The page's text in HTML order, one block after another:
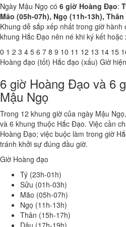
Ngày Mậu Ngọ có 6 giờ Hoàng Đạo:
Mão (05h-07h), Ngọ (11h-13h),
Khung dễ sắp xếp nhất trong giờ hành
khung Hắc Đạo nên né khi ký kết hoặc
0 1 2 3 4 5 6 7 8 9 10 11 12 13 14 15
Hoàng đạo (tốt) Hắc đạo (xấu) Giờ
6 giờ Hoàng Đạo và 6
Mậu Ngọ
Trong 12 khung giờ của ngày Mậu Ngọ,
và 6 khung thuộc Hắc Đạo. Việc cần
Hoàng Đạo; việc buộc làm trong giờ
tránh khởi sự đúng đầu giờ.
Giờ Hoàng đạo
Tý (23h-01h)
Sửu (01h-03h)
Mão (05h-07h)
Ngọ (11h-13h)
Thân (15h-17h)
Dậu (17h-19h)